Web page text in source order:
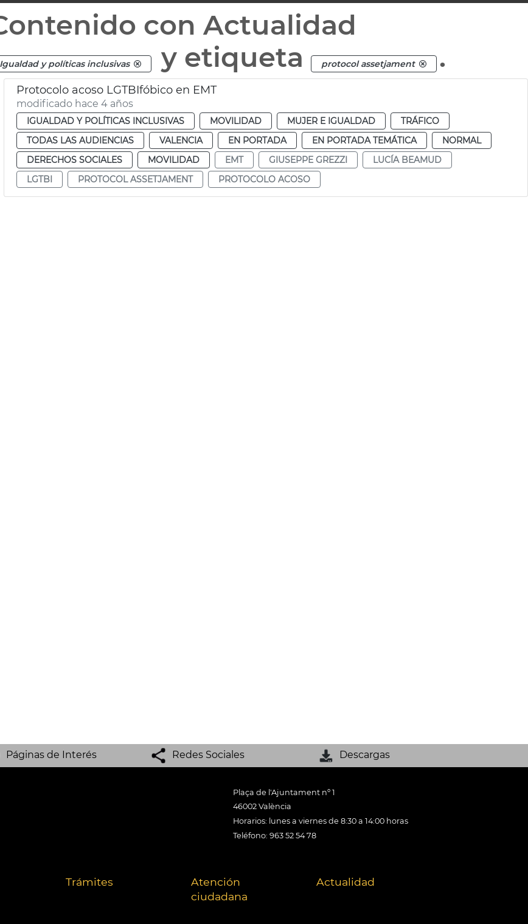
con Actualidad
Igualdad y políticas inclusivas y etiqueta protocol assetjament .
Protocolo acoso LGTBIfóbico en EMT
modificado hace 4 años
IGUALDAD Y POLÍTICAS INCLUSIVAS MOVILIDAD MUJER E IGUALDAD
TRÁFICO
TODAS LAS AUDIENCIAS
VALENCIA EN PORTADA EN PORTADA TEMÁTICA
NORMAL
DERECHOS SOCIALES
MOVILIDAD EMT GIUSEPPE GREZZI
LUCÍA BEAMUD
LGTBI
PROTOCOL ASSETJAMENT PROTOCOLO ACOSO
Páginas de Interés Redes Sociales Descargas
Plaça de l'Ajuntament nº 1
46002 València
Horarios: lunes a viernes de 8:30 a 14:00 horas
Teléfono: 963 52 54 78
Trámites
Atención
ciudadana
Actualidad